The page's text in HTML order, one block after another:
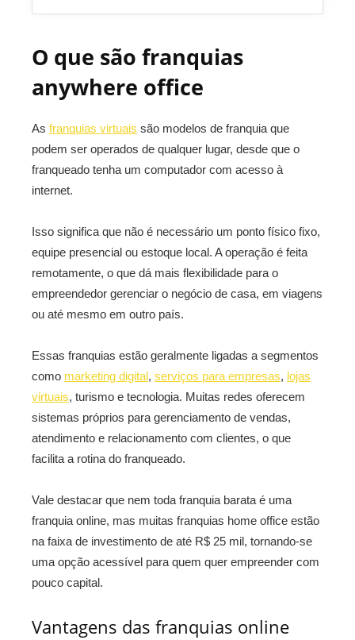
O que são franquias
anywhere office
As franquias virtuais são modelos de franquia que
podem ser operados de qualquer lugar, desde que o
franqueado tenha um computador com acesso à
internet.
Isso significa que não é necessário um ponto físico fixo,
equipe presencial ou estoque local. A operação é feita
remotamente, o que dá mais flexibilidade para o
empreendedor gerenciar o negócio de casa, em viagens
ou até mesmo em outro país.
Essas franquias estão geralmente ligadas a segmentos
como marketing digital, serviços para empresas, lojas
virtuais, turismo e tecnologia. Muitas redes oferecem
sistemas próprios para gerenciamento de vendas,
atendimento e relacionamento com clientes, o que
facilita a rotina do franqueado.
Vale destacar que nem toda franquia barata é uma
franquia online, mas muitas franquias home office estão
na faixa de investimento de até R$ 25 mil, tornando-se
uma opção acessível para quem quer empreender com
pouco capital.
Vantagens das franquias online